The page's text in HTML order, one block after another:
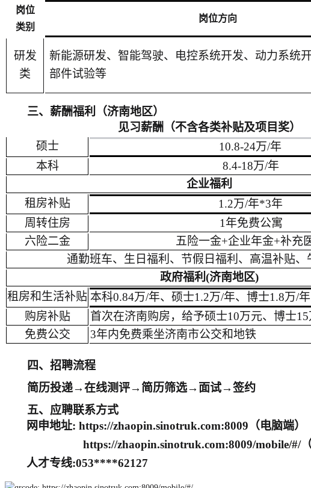
岗位
类别
岗位方向
研发
类
新能源研发、智能驾驶、 电控系统开发、 动力系统
部件试验等
三、薪酬福利
（济南地区）
见习薪酬（不含各类补贴及项目奖）
硕士
10.8-24万/年
本科
8.4-18万/年
企业福利
租房补贴
1.2万/年*3年
周转住房
1年免费公寓
六险二金 五险一金+企业年金+补充
通勤班车、生日福利、节假日福利、高温补贴、
政府福利 (济南地区)
租房和生活补贴 本科0.84万/年、硕士1.2万/年、博士1.8万/
购房补贴
首次在济南购房，给予硕士10万元、博士
免费公交
3年内免费乘坐济南市公交和地铁
四、招聘流程
简历投递→在线测评→ 简历筛选→ 面试→签约
五、应聘联系方式
网申地址: https://zhaopin.sinotruk.com:8009（电脑端）
https://zhaopin.sinotruk.com:8009/mobile/#/（
人才专线:053****62127